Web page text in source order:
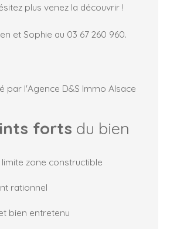
plus venez la découvrir !
et Sophie au 03 67 260 960.
par l'Agence D&S Immo Alsace
forts du bien
zone constructible
rationnel
bien entretenu